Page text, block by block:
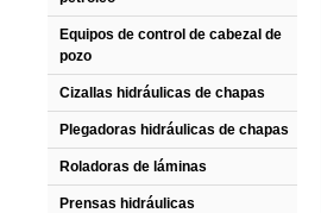
Equipos de control de cabezal de
pozo
Cizallas hidráulicas de chapas
Plegadoras hidráulicas de chapas
Roladoras de láminas
Prensas hidráulicas